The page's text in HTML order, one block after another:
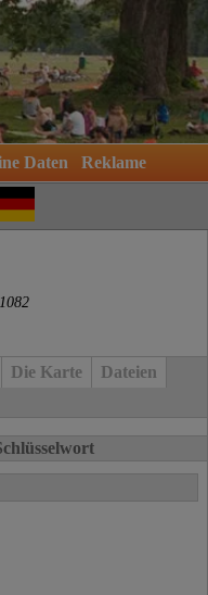
Daten Reklame
Die Karte
Dateien